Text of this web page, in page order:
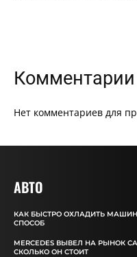
Комментарии
Нет комментариев для
АВТО
КАК БЫСТРО ОХЛАДИТЬ
СПОСОБ
MERCEDES ВЫВЕЛ НА РЫНОК
СКОЛЬКО ОН СТОИТ